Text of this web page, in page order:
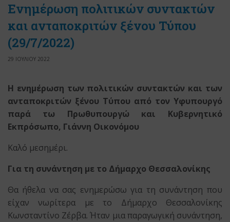
Ενημέρωση πολιτικών συντακτών
και ανταποκριτών ξένου Τύπου
(29/7/2022)
29 ΙΟΥΛΙΟΥ 2022
Η ενημέρωση των πολιτικών συντακτών και των
ανταποκριτών ξένου Τύπου από τον Υφυπουργό
παρά τω Πρωθυπουργώ και Κυβερνητικό
Εκπρόσωπο, Γιάννη Οικονόμου
Καλό μεσημέρι.
Για τη συνάντηση με το Δήμαρχο Θεσσαλονίκης
Θα ήθελα να σας ενημερώσω για τη συνάντηση που
είχαν νωρίτερα με το Δήμαρχο Θεσσαλονίκης
Κωνσταντίνο Ζέρβα. Ήταν μια παραγωγική συνάντηση,